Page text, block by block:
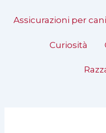
Assicurazioni per cani
Curiosità